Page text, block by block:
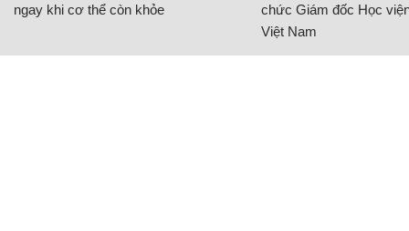
ngay khi cơ thể còn khỏe
chức Giám đốc Học
Việt Nam